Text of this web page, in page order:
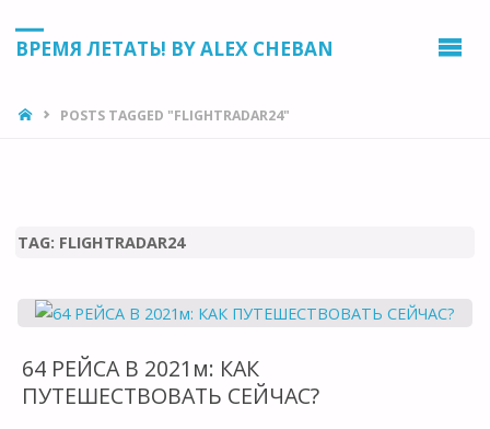
ВРЕМЯ ЛЕТАТЬ! BY ALEX CHEBAN
HOMEPOSTS TAGGED "FLIGHTRADAR24"
TAG: FLIGHTRADAR24
64 РЕЙСА В 2021м: КАК
ПУТЕШЕСТВОВАТЬ СЕЙЧАС?